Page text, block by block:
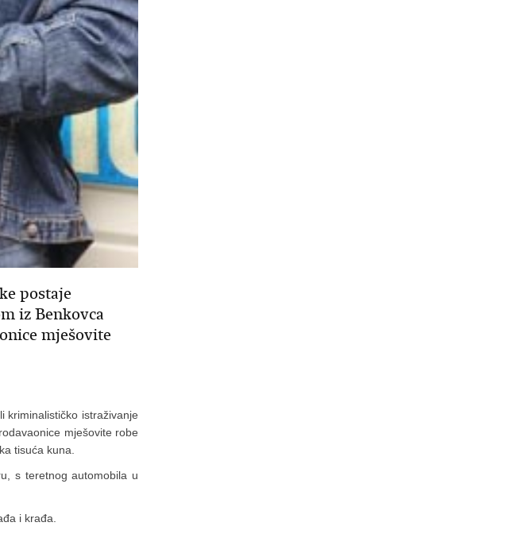
postaje
iz Benkovca
mješovite
kriminalističko istraživanje
mješovite robe
tisuća kuna.
s teretnog automobila u
i krađa.